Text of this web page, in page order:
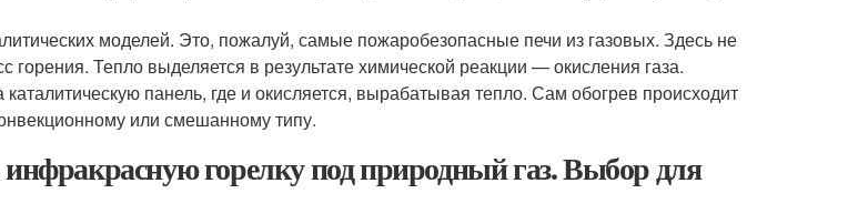
моделей. Это, пожалуй, самые пожаробезопасные печи из газовых. Здесь не
горения. Тепло выделяется в результате химической реакции — окисления газа.
каталитическую панель, где и окисляется, вырабатывая тепло. Сам обогрев происходит
или смешанному типу.
инфракрасную горелку под природный газ. Выбор для